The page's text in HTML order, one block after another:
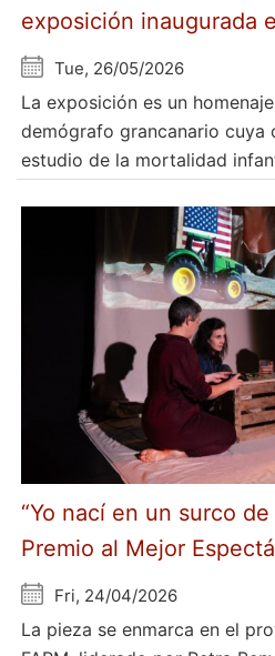
exposición inaugurada
Tue, 26/05/2026
La exposición es un
demógrafo grancanario cuya
estudio de la mortalidad
“Yo nací en un surco
Premio al Mejor
Fri, 24/04/2026
La pieza se enmarca en el